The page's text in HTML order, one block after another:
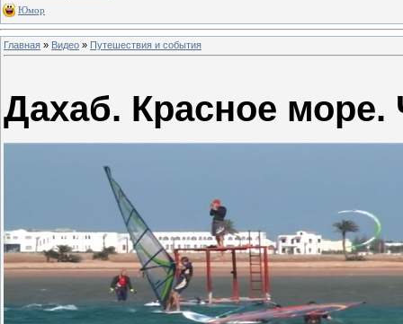
Юмор
Главная » Видео » Путешествия и события
Дахаб. Красное море.